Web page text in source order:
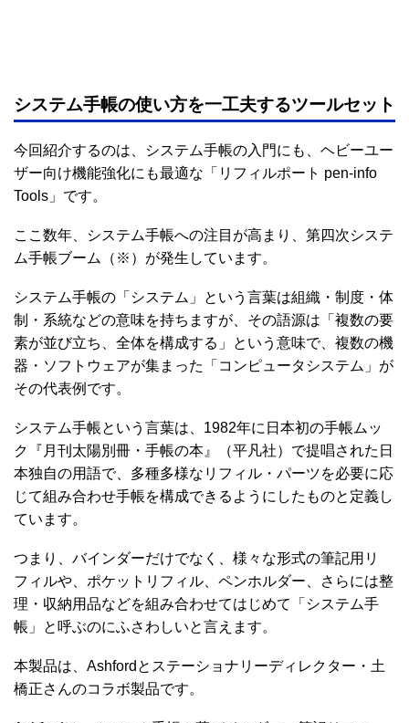
システム手帳の使い方を一工夫するツールセット
今回紹介するのは、システム手帳の入門にも、ヘビーユー
ザー向け機能強化にも最適な「リフィルポート pen-info
Tools」です。
ここ数年、システム手帳への注目が高まり、第四次システ
ム手帳ブーム（※）が発生しています。
システム手帳の「システム」という言葉は組織・制度・体
制・系統などの意味を持ちますが、その語源は「複数の要
素が並び立ち、全体を構成する」という意味で、複数の機
器・ソフトウェアが集まった「コンピュータシステム」が
その代表例です。
システム手帳という言葉は、1982年に日本初の手帳ムッ
ク『月刊太陽別冊・手帳の本』（平凡社）で提唱された日
本独自の用語で、多種多様なリフィル・パーツを必要に応
じて組み合わせ手帳を構成できるようにしたものと定義し
ています。
つまり、バインダーだけでなく、様々な形式の筆記用リ
フィルや、ポケットリフィル、ペンホルダー、さらには整
理・収納用品などを組み合わせてはじめて「システム手
帳」と呼ぶのにふさわしいと言えます。
本製品は、Ashfordとステーショナリーディレクター・土
橋正さんのコラボ製品です。